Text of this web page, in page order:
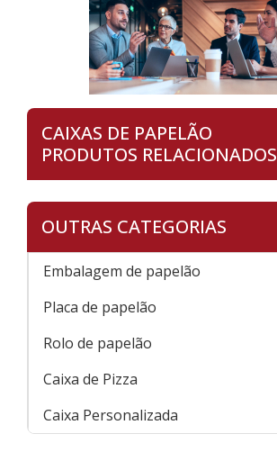
CAIXAS DE PAPELÃO
PRODUTOS RELACIONADOS
OUTRAS CATEGORIAS
Embalagem de papelão
Placa de papelão
Rolo de papelão
Caixa de Pizza
Caixa Personalizada